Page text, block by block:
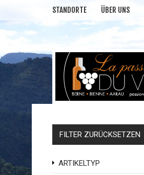
STANDORTE ÜBER UNS
FILTER ZURÜCKSETZEN
ARTIKELTYP